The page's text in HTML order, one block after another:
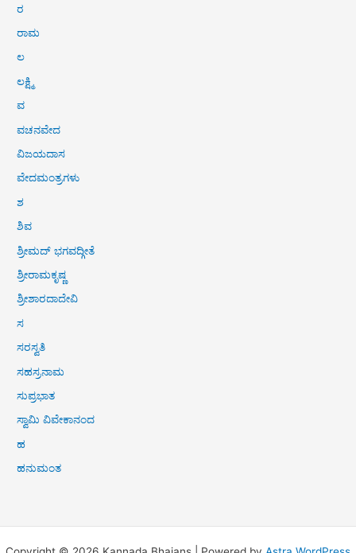
ರ
ರಾಮ
ಲ
ಲಕ್ಷ್ಮಿ
ವ
ವಚನವೇದ
ವಿಜಯದಾಸ
ವೇದಮಂತ್ರಗಳು
ಶ
ಶಿವ
ಶ್ರೀಮದ್ ಭಗವದ್ಗೀತೆ
ಶ್ರೀರಾಮಕೃಷ್ಣ
ಶ್ರೀಶಾರದಾದೇವಿ
ಸ
ಸರಸ್ವತಿ
ಸಹಸ್ರನಾಮ
ಸುಪ್ರಭಾತ
ಸ್ವಾಮಿ ವಿವೇಕಾನಂದ
ಹ
ಹನುಮಂತ